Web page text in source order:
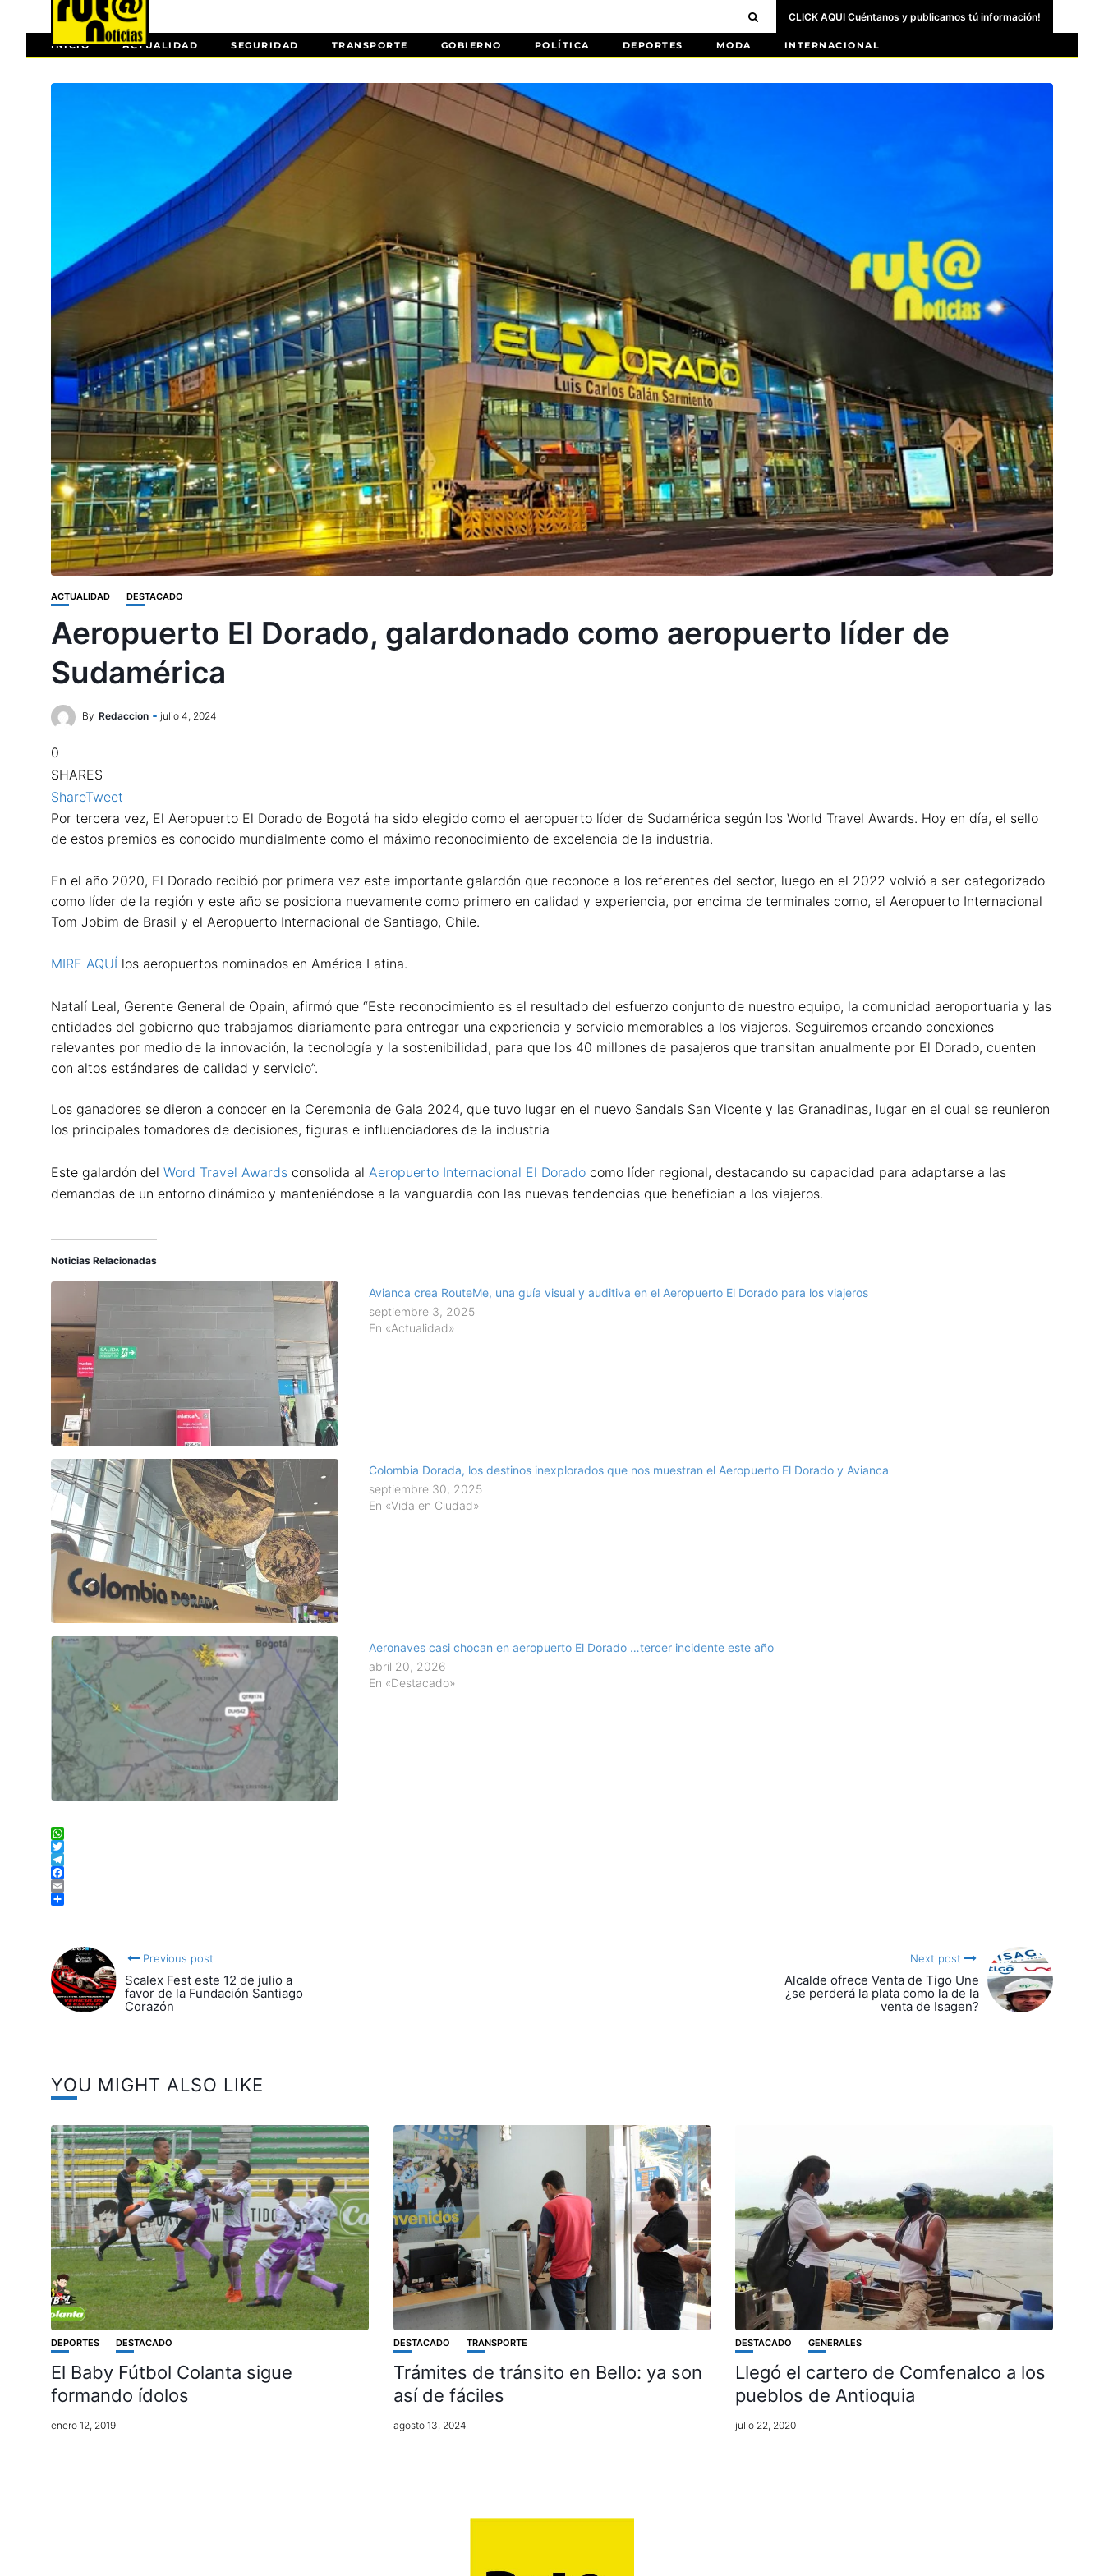
CLICK AQUI Cuéntanos y publicamos tú información!
INICIO ACTUALIDAD SEGURIDAD TRANSPORTE GOBIERNO POLÍTICA DEPORTES MODA INTERNACIONAL
ACTUALIDAD DESTACADO
Aeropuerto El Dorado, galardonado como aeropuerto líder de
Sudamérica
By Redaccion julio 4, 2024
0
SHARES
ShareTweet
Por tercera vez, El Aeropuerto El Dorado de Bogotá ha sido elegido como el aeropuerto líder de Sudamérica según los World Travel Awards. Hoy en día, el sello
de estos premios es conocido mundialmente como el máximo reconocimiento de excelencia de la industria.
En el año 2020, El Dorado recibió por primera vez este importante galardón que reconoce a los referentes del sector, luego en el 2022 volvió a ser categorizado
como líder de la región y este año se posiciona nuevamente como primero en calidad y experiencia, por encima de terminales como, el Aeropuerto Internacional
Tom Jobim de Brasil y el Aeropuerto Internacional de Santiago, Chile.
MIRE AQUÍ los aeropuertos nominados en América Latina.
Natalí Leal, Gerente General de Opain, afirmó que “Este reconocimiento es el resultado del esfuerzo conjunto de nuestro equipo, la comunidad aeroportuaria y las
entidades del gobierno que trabajamos diariamente para entregar una experiencia y servicio memorables a los viajeros. Seguiremos creando conexiones
relevantes por medio de la innovación, la tecnología y la sostenibilidad, para que los 40 millones de pasajeros que transitan anualmente por El Dorado, cuenten
con altos estándares de calidad y servicio”.
Los ganadores se dieron a conocer en la Ceremonia de Gala 2024, que tuvo lugar en el nuevo Sandals San Vicente y las Granadinas, lugar en el cual se reunieron
los principales tomadores de decisiones, figuras e influenciadores de la industria
Este galardón del Word Travel Awards consolida al Aeropuerto Internacional El Dorado como líder regional, destacando su capacidad para adaptarse a las
demandas de un entorno dinámico y manteniéndose a la vanguardia con las nuevas tendencias que benefician a los viajeros.
Noticias Relacionadas
Avianca crea RouteMe, una guía visual y auditiva en el Aeropuerto El Dorado para los viajeros
septiembre 3, 2025
En «Actualidad»
Colombia Dorada, los destinos inexplorados que nos muestran el Aeropuerto El Dorado y Avianca
septiembre 30, 2025
En «Vida en Ciudad»
Aeronaves casi chocan en aeropuerto El Dorado …tercer incidente este año
abril 20, 2026
En «Destacado»
WhatsApp
Twitter
Telegram
Facebook
Email
Previous post
Scalex Fest este 12 de julio a
favor de la Fundación Santiago
Corazón
Next post
Alcalde ofrece Venta de Tigo Une
¿se perderá la plata como la de la
venta de Isagen?
YOU MIGHT ALSO LIKE
DEPORTES DESTACADO
El Baby Fútbol Colanta sigue
formando ídolos
enero 12, 2019
DESTACADO TRANSPORTE
Trámites de tránsito en Bello: ya son
así de fáciles
agosto 13, 2024
DESTACADO GENERALES
Llegó el cartero de Comfenalco a los
pueblos de Antioquia
julio 22, 2020